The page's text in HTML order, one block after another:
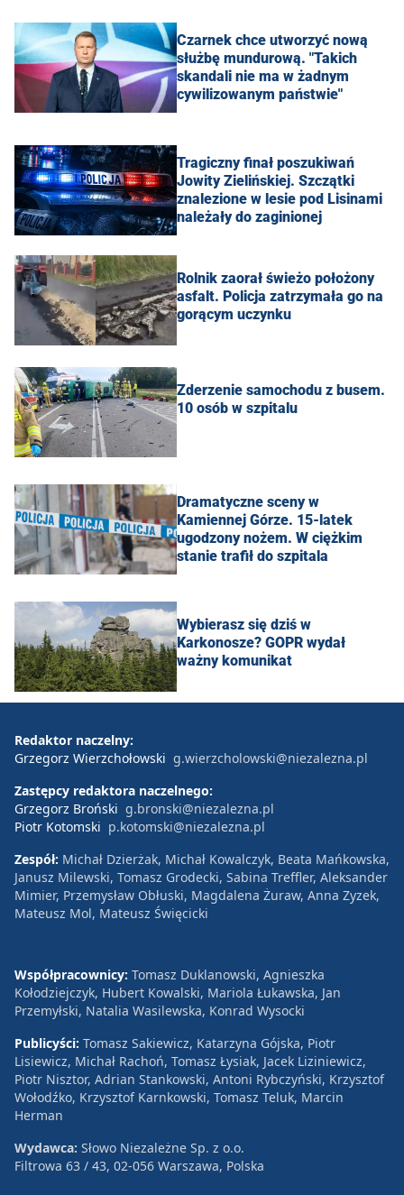
Czarnek chce utworzyć nową
służbę mundurową. "Takich
skandali nie ma w żadnym
cywilizowanym państwie"
Tragiczny finał poszukiwań
Jowity Zielińskiej. Szczątki
znalezione w lesie pod Lisinami
należały do zaginionej
Rolnik zaorał świeżo położony
asfalt. Policja zatrzymała go na
gorącym uczynku
Zderzenie samochodu z busem.
10 osób w szpitalu
Dramatyczne sceny w
Kamiennej Górze. 15-latek
ugodzony nożem. W ciężkim
stanie trafił do szpitala
Wybierasz się dziś w
Karkonosze? GOPR wydał
ważny komunikat
Redaktor naczelny:
Grzegorz Wierzchołowski g.wierzcholowski@niezalezna.pl
Zastępcy redaktora naczelnego:
Grzegorz Broński g.bronski@niezalezna.pl
Piotr Kotomski p.kotomski@niezalezna.pl
Zespół: Michał Dzierżak, Michał Kowalczyk, Beata Mańkowska,
Janusz Milewski, Tomasz Grodecki, Sabina Treffler, Aleksander
Mimier, Przemysław Obłuski, Magdalena Żuraw, Anna Zyzek,
Mateusz Mol, Mateusz Święcicki
Współpracownicy: Tomasz Duklanowski, Agnieszka
Kołodziejczyk, Hubert Kowalski, Mariola Łukawska, Jan
Przemyłski, Natalia Wasilewska, Konrad Wysocki
Publicyści: Tomasz Sakiewicz, Katarzyna Gójska, Piotr
Lisiewicz, Michał Rachoń, Tomasz Łysiak, Jacek Liziniewicz,
Piotr Nisztor, Adrian Stankowski, Antoni Rybczyński, Krzysztof
Wołodźko, Krzysztof Karnkowski, Tomasz Teluk, Marcin
Herman
Wydawca: Słowo Niezależne Sp. z o.o.
Filtrowa 63 / 43, 02-056 Warszawa, Polska